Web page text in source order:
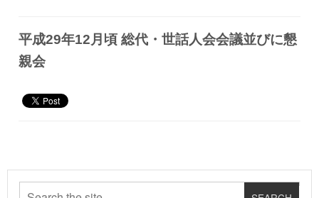
平成29年12月頃 総代・世話人会会議並びに懇
親会